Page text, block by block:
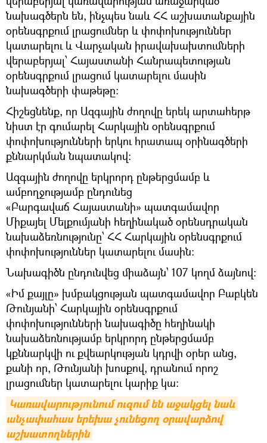
նախագծերն են, ինչպես նաև ՀՀ աշխատանքային
օրենսգրքում լրացումներ և փոփոխություններ
կատարելու և Վարչական իրավախախտումների
վերաբերյալ՝ Հայաստանի Հանրապետության
օրենսգրքում լրացում կատարելու մասին
նախագծերի փաթեթը:
Հիշեցնենք, որ Ազգային ժողովը երեկ արտահերթ
նիստ էր գումարել Հարկային օրենսգրքում
փոփոխությունների երկու հրատապ օրինագծերի
քննարկման նպատակով:
Ազգային ժողովը երկրորդ ընթերցմամբ և
ամբողջությամբ ընդունեց
«Բարգավաճ Հայաստանի» պատգամավոր
Միքայել Մելքումյանի հեղինակած օրենսդրական
նախաձեռնությունը՝ ՀՀ Հարկային օրենսգրքում
փոփոխություններ կատարելու մասին:
Նախագիծն ընդունվեց միաձայն՝ 107 կողմ ձայնով:
«Իմ քայլը» խմբակցության պատգամավոր Բաբկեն
Թունյանի՝ Հարկային օրենսգրքում
փոփոխությունների նախագիծը հեղինակի
նախաձեռնությամբ երկրորդ ընթերցմամբ
կքննարկվի ու քվեարկության կդրվի օրեր անց,
քանի որ, Թունյանի խոսքով, դրանում որոշ
լրացումներ կատարելու կարիք կա:
Կառավարությունում ուզում են աջակցել նաև
անչափահաս երեխա չունեցող օրավարձով
աշխատողներին